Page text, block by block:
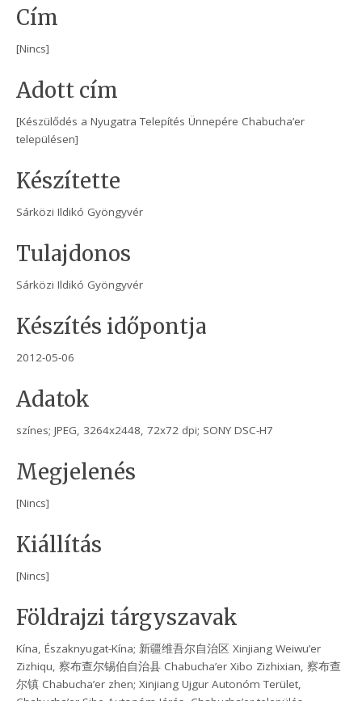
Cím
[Nincs]
Adott cím
[Készülődés a Nyugatra Telepítés Ünnepére Chabucha’er
településen]
Készítette
Sárközi Ildikó Gyöngyvér
Tulajdonos
Sárközi Ildikó Gyöngyvér
Készítés időpontja
2012-05-06
Adatok
színes; JPEG, 3264x2448, 72x72 dpi; SONY DSC-H7
Megjelenés
[Nincs]
Kiállítás
[Nincs]
Földrajzi tárgyszavak
Kína, Északnyugat-Kína; 新疆维吾尔自治区 Xinjiang Weiwu’er
Zizhiqu, 察布查尔锡伯自治县 Chabucha’er Xibo Zizhixian, 察布查
尔镇 Chabucha’er zhen; Xinjiang Ujgur Autonóm Terület,